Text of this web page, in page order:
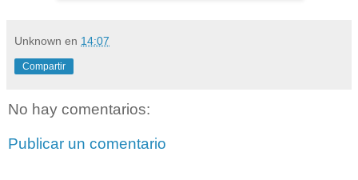
Unknown en 14:07
Compartir
No hay comentarios:
Publicar un comentario